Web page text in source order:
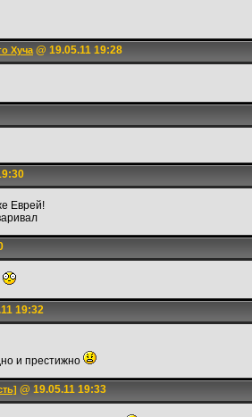
Хуча@ 19.05.11 19:28
Еврей!
19:32
и престижно
@ 19.05.11 19:33